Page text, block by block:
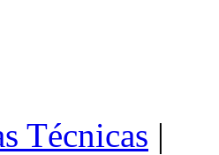
Técnicas |